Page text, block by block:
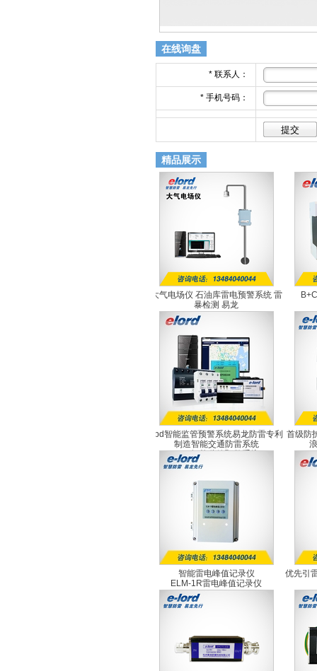
在线询盘
* 联系人：
* 手机号码：
精品展示
大气电场仪 石油库雷电预警系统 雷
暴检测 易龙
EL-EFM1.0
spd智能监管预警系统易龙防雷专利
制造智能交通防雷系统
SPD智能监管预警系统
首级防
智能雷电峰值记录仪
ELM-1R雷电峰值记录仪
优先引